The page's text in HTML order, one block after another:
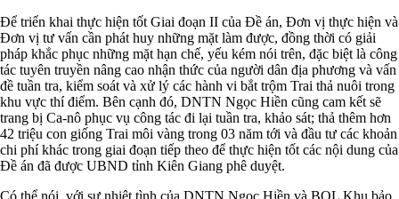
Để triển khai thực hiện tốt Giai đoạn II của Đề án, Đơn vị thực hiện và
Đơn vị tư vấn cần phát huy những mặt làm được, đồng thời có giải
pháp khắc phục những mặt hạn chế, yếu kém nói trên, đặc biệt là công
tác tuyên truyền nâng cao nhận thức của người dân địa phương và vấn
đề tuần tra, kiểm soát và xử lý các hành vi bắt trộm Trai thả nuôi trong
khu vực thí điểm. Bên cạnh đó, DNTN Ngọc Hiền cũng cam kết sẽ
trang bị Ca-nô phục vụ công tác đi lại tuần tra, khảo sát; thả thêm hơn
42 triệu con giống Trai môi vàng trong 03 năm tới và đầu tư các khoản
chi phí khác trong giai đoạn tiếp theo để thực hiện tốt các nội dung của
Đề án đã được UBND tỉnh Kiên Giang phê duyệt.
Có thể nói, với sự nhiệt tình của DNTN Ngọc Hiền và BQL Khu bảo